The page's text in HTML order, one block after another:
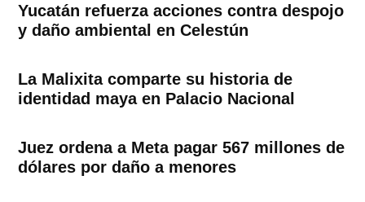
Yucatán refuerza acciones contra despojo
y daño ambiental en Celestún
La Malixita comparte su historia de
identidad maya en Palacio Nacional
Juez ordena a Meta pagar 567 millones de
dólares por daño a menores